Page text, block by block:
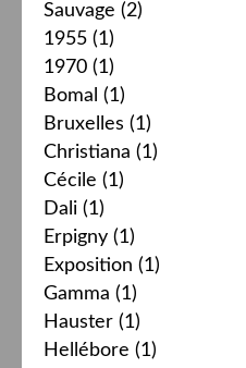
Sauvage (2)
1955 (1)
1970 (1)
Bomal (1)
Bruxelles (1)
Christiana (1)
Cécile (1)
Dali (1)
Erpigny (1)
Exposition (1)
Gamma (1)
Hauster (1)
Hellébore (1)